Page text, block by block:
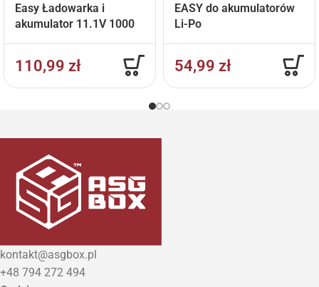
Easy Ładowarka i
akumulator 11.1V 1000
110,99 zł
EASY do akumulatorów
Li-Po
54,99 zł
kontakt@asgbox.pl
+48 794 272 494